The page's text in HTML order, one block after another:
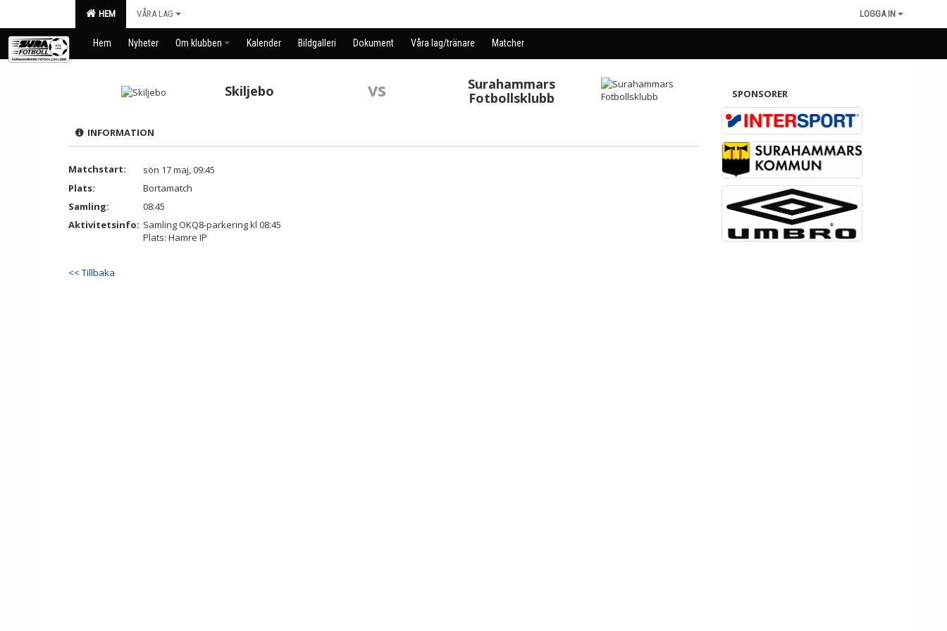
HEM VÅRA LAG LOGGA IN
Hem Nyheter Om klubben Kalender Bildgalleri Dokument Våra lag/tränare Matcher
Skiljebo vs
Surahammars
Fotbollsklubb
INFORMATION
Matchstart:
sön 17 maj, 09:45
Plats:
Bortamatch
Samling:
08:45
Aktivitetsinfo: Samling OKQ8-parkering kl 08:45
Plats: Hamre IP
<< Tillbaka
SPONSORER